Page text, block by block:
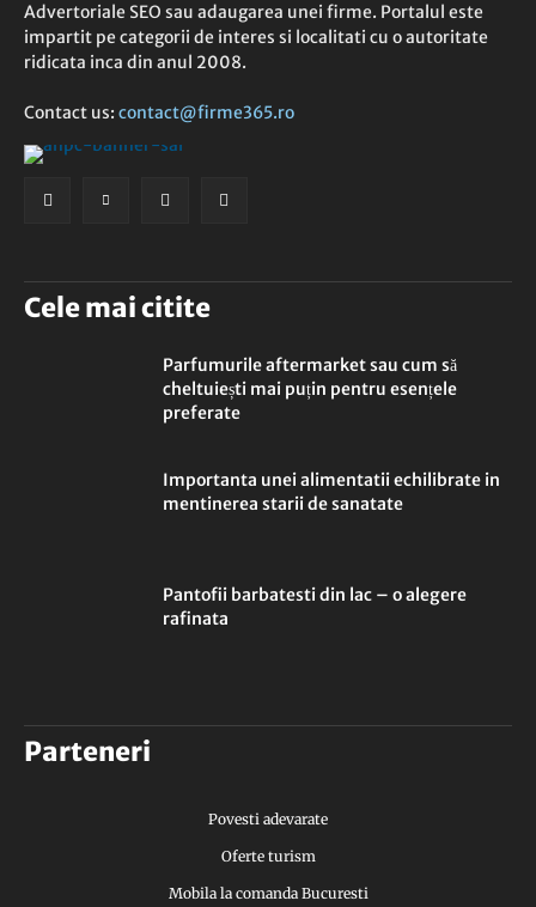
Advertoriale SEO sau adaugarea unei firme. Portalul este
impartit pe categorii de interes si localitati cu o autoritate
ridicata inca din anul 2008.
Contact us: contact@firme365.ro
Cele mai citite
Parfumurile aftermarket sau cum să
cheltuiești mai puțin pentru esențele
preferate
Importanta unei alimentatii echilibrate in
mentinerea starii de sanatate
Pantofii barbatesti din lac – o alegere
rafinata
Parteneri
Povesti adevarate
Oferte turism
Mobila la comanda Bucuresti